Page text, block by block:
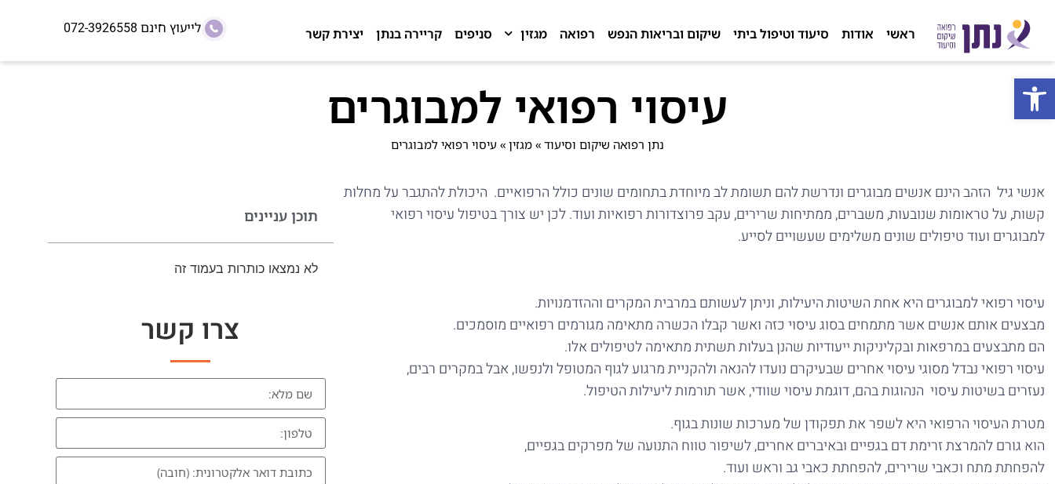
פתח סרגל נגישות
ראשי אודות סיעוד וטיפול ביתי שיקום ובריאות הנפש רפואה מגזין סניפים קריירה בנתן יצירת קשר לייעוץ חינם072-3926558
עיסוי רפואי למבוגרים
נתן רפואה שיקום וסיעוד » מגזין » עיסוי רפואי למבוגרים
אנשי גיל הזהב הינם אנשים מבוגרים ונדרשת להם תשומת לב מיוחדת בתחומים שונים כולל הרפואיים. היכולת להתגבר על מחלות
קשות, על טראומות שנובעות, משברים, ממתיחות שרירים, עקב פרוצדורות רפואיות ועוד. לכן יש צורך בטיפול עיסוי רפואי
למבוגרים ועוד טיפולים שונים משלימים שעשויים לסייע.
עיסוי רפואי למבוגרים היא אחת השיטות היעילות, וניתן לעשותם במרבית המקרים וההזדמנויות.
מבצעים אותם אנשים אשר מתמחים בסוג עיסוי כזה ואשר קבלו הכשרה מתאימה מגורמים רפואיים מוסמכים.
הם מתבצעים במרפאות ובקליניקות ייעודיות שהנן בעלות תשתית מתאימה לטיפולים אלו.
עיסוי רפואי נבדל מסוגי עיסוי אחרים שבעיקרם נועדו להנאה ולהקניית מרגוע לגוף המטופל ולנפשו, אבל במקרים רבים,
נעזרים בשיטות עיסוי הנהוגות בהם, דוגמת עיסוי שוודי, אשר תורמות ליעילות הטיפול.
מטרת העיסוי הרפואי היא לשפר את תפקודן של מערכות שונות בגוף.
הוא גורם להמרצת זרימת דם בגפיים ובאיברים אחרים, לשיפור טווח התנועה של מפרקים בגפיים,
להפחתת מתח וכאבי שרירים, להפחתת כאבי גב וראש ועוד.
תוכן עניינים
לא נמצאו כותרות בעמוד זה
צרו קשר